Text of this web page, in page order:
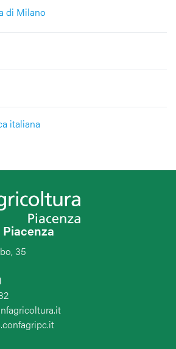
di Milano
italiana
35